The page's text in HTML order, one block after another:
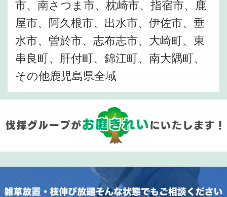
市、南さつま市、枕崎市、指宿市、鹿
屋市、阿久根市、出水市、伊佐市、垂
水市、曽於市、志布志市、大崎町、東
串良町、肝付町、錦江町、南大隅町、
その他鹿児島県全域